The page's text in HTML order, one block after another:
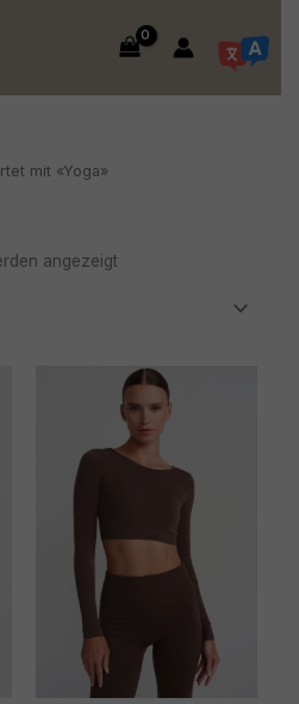
mit «Yoga»
angezeigt